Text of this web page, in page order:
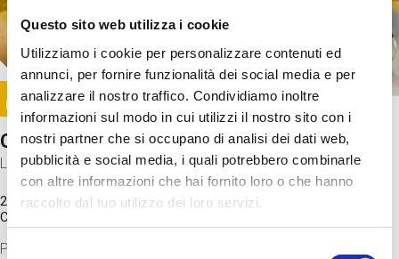
Questo sito web utilizza i cookie
Utilizziamo i cookie per personalizzare contenuti ed
annunci, per fornire funzionalità dei social media e per
analizzare il nostro traffico. Condividiamo inoltre
informazioni sul modo in cui utilizzi il nostro sito con i
nostri partner che si occupano di analisi dei dati web,
pubblicità e social media, i quali potrebbero combinarle
con altre informazioni che hai fornito loro o che hanno
raccolto dal tuo utilizzo dei loro servizi.
Selezione
Image
SUNDAY@STEP
Come funziona il cervello?
Laboratorio
20 Set 2026 / 11:15 - 13:00
Costo
Proveremo a costruire un cervello in cartoncino cercando di